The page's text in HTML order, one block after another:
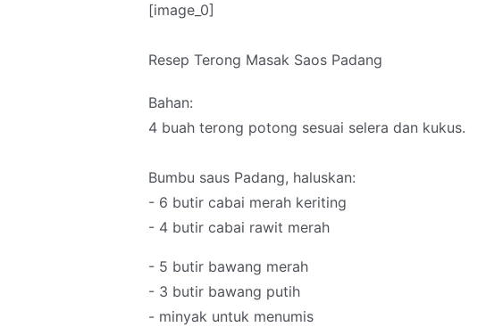
[image_0]
Resep Terong Masak Saos Padang
Bahan:
4 buah terong potong sesuai selera dan kukus.
Bumbu saus Padang, haluskan:
- 6 butir cabai merah keriting
- 4 butir cabai rawit merah
- 5 butir bawang merah
- 3 butir bawang putih
- minyak untuk menumis